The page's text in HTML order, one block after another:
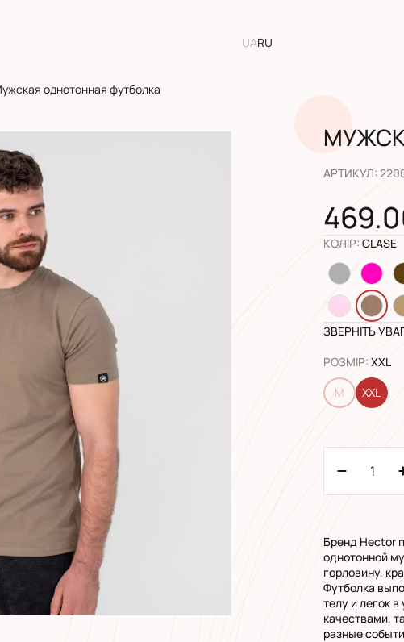
UARU
однотонная футболка
АРТИКУЛ:
КОЛІР: GLASE
ЗВЕРНІТЬ
РОЗМІР: XXL
M XXL
Бренд Hector
однотонной
горловину,
Футболка
телу и легок
качествами,
разные